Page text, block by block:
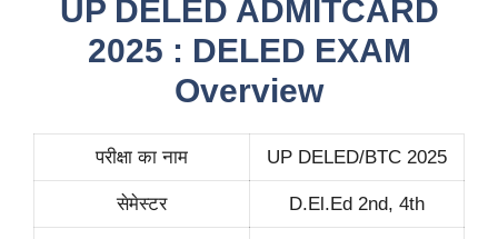
UP DELED ADMITCARD
2025 : DELED EXAM
Overview
परीक्षा का नाम UP DELED/BTC 2025
सेमेस्टर D.El.Ed 2nd, 4th